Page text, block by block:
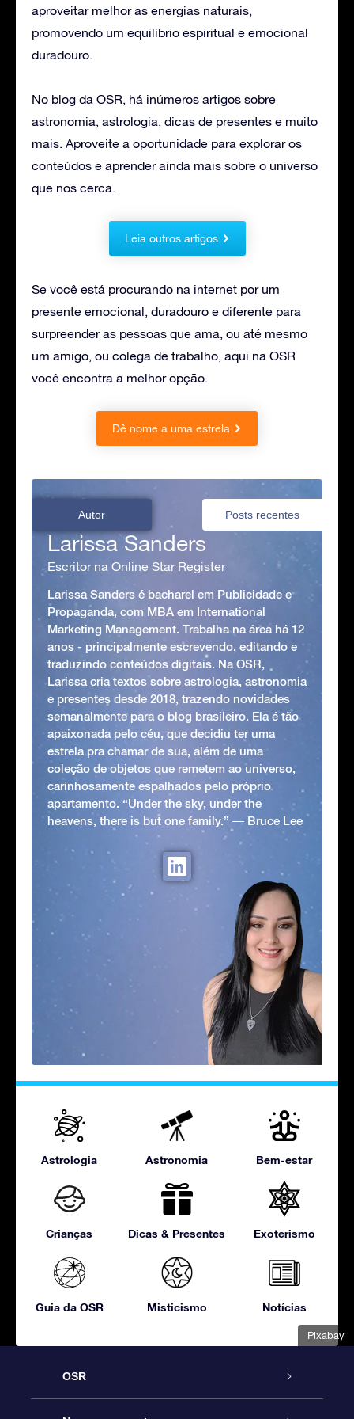
Pixabay
aproveitar melhor as energias naturais,
promovendo um equilíbrio espiritual e emocional
duradouro.
No blog da OSR, há inúmeros artigos sobre
astronomia, astrologia, dicas de presentes e muito
mais. Aproveite a oportunidade para explorar os
conteúdos e aprender ainda mais sobre o universo
que nos cerca.
Leia outros artigos
Se você está procurando na internet por um
presente emocional, duradouro e diferente para
surpreender as pessoas que ama, ou até mesmo
um amigo, ou colega de trabalho, aqui na OSR
você encontra a melhor opção.
Dê nome a uma estrela
Autor Posts recentes
Larissa Sanders
Escritor na Online Star Register
Larissa Sanders é bacharel em Publicidade e
Propaganda, com MBA em International
Marketing Management. Trabalha na área há 12
anos - principalmente escrevendo, editando e
traduzindo conteúdos digitais. Na OSR,
Larissa cria textos sobre astrologia, astronomia
e presentes desde 2018, trazendo novidades
semanalmente para o blog brasileiro. Ela é tão
apaixonada pelo céu, que decidiu ter uma
estrela pra chamar de sua, além de uma
coleção de objetos que remetem ao universo,
carinhosamente espalhados pelo próprio
apartamento. “Under the sky, under the
heavens, there is but one family.” ― Bruce Lee
Astrologia Astronomia Bem-estar
Crianças Dicas & Presentes Exoterismo
Guia da OSR Misticismo Notícias
OSR